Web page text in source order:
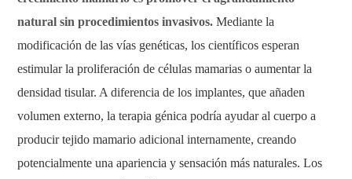
natural sin procedimientos invasivos. Mediante la
modificación de las vías genéticas, los científicos esperan
estimular la proliferación de células mamarias o aumentar la
densidad tisular. A diferencia de los implantes, que añaden
volumen externo, la terapia génica podría ayudar al cuerpo a
producir tejido mamario adicional internamente, creando
potencialmente una apariencia y sensación más naturales. Los